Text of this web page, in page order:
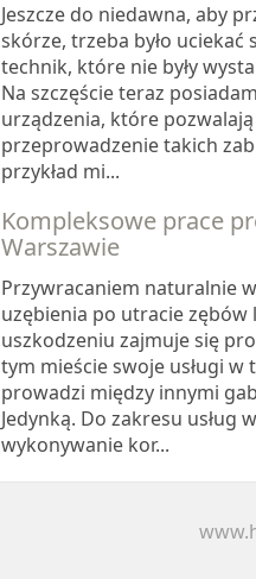
Jeszcze do niedawna, aby
skórze, trzeba było uciekać
technik, które nie były
Na szczęście teraz
urządzenia, które
przeprowadzenie takich
przykład mi...
Kompleksowe prace
Warszawie
Przywracaniem naturalnie
uzębienia po utracie zębów
uszkodzeniu zajmuje się
tym mieście swoje usługi w
prowadzi między innymi
Jedynką. Do zakresu usług
wykonywanie kor...